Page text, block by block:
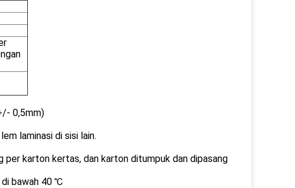
0,5mm)
laminasi di sisi lain.
karton kertas, dan karton ditumpuk dan dipasang
di bawah 40 ℃